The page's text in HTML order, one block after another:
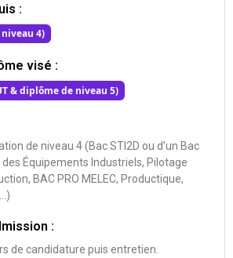
:
4)
visé :
& diplôme de niveau 5)
de niveau 4 (Bac STI2D ou d’un Bac
Équipements Industriels, Pilotage
BAC PRO MELEC, Productique,
:
de candidature puis entretien.